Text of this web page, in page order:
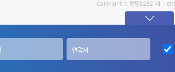
Copyright ⓒ 렌탈8282 All